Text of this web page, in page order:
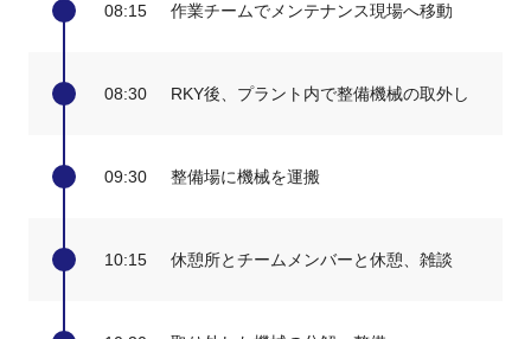
08:15 作業チームでメンテナンス現場へ移動
08:30 RKY後、プラント内で整備機械の取外し
09:30 整備場に機械を運搬
10:15 休憩所とチームメンバーと休憩、雑談